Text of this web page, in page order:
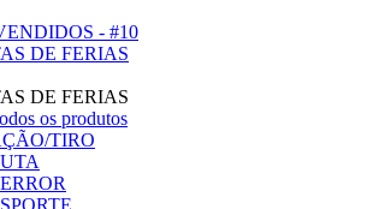
- #10
DE FERIAS
DE FERIAS
os produtos
TIRO